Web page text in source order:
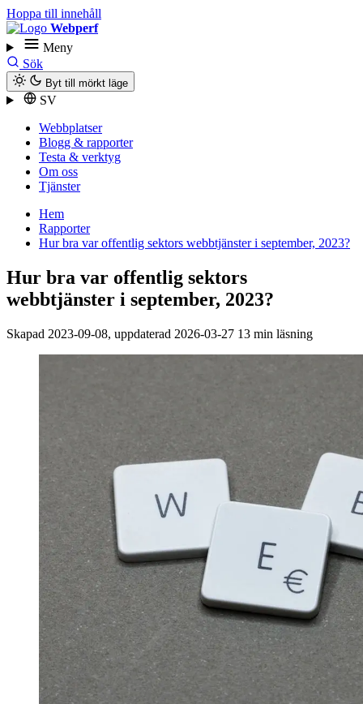
Hoppa till innehåll
Webperf
Meny
Sök
Byt till mörkt läge
SV
Webbplatser
Blogg & rapporter
Testa & verktyg
Om oss
Tjänster
Hem
Rapporter
Hur bra var offentlig sektors webbtjänster i september, 2023?
Hur bra var offentlig sektors
webbtjänster i september, 2023?
Skapad 2023-09-08, uppdaterad 2026-03-27 13 min läsning